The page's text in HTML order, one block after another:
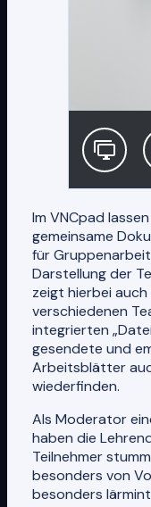
Im VNCpad
gemeinsame
für
Darstellung der
zeigt hierbei
verschiedenen
integrierten
gesendete und
Arbeitsblätter
wiederfinden.
Als Moderator
haben die
Teilnehmer
besonders von
besonders